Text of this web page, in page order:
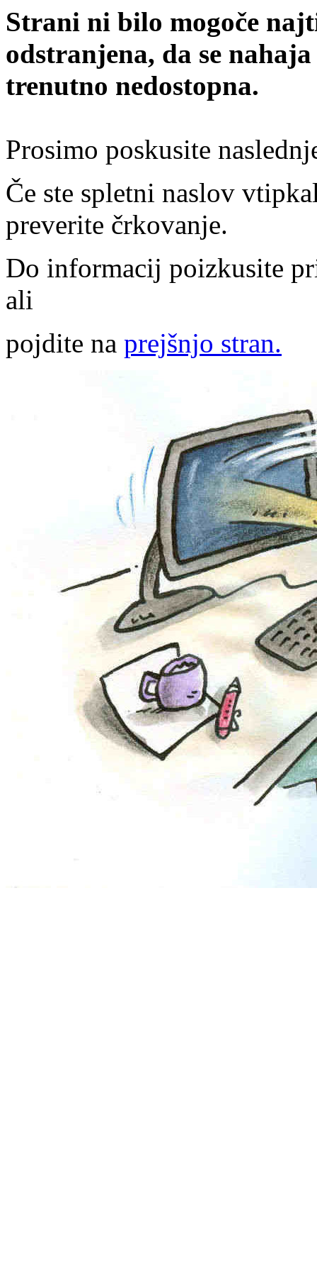
Strani ni bilo mogoče
odstranjena, da se
trenutno nedostopna.
Prosimo poskusite
Če ste spletni naslov
preverite črkovanje.
Do informacij poizkusite
ali
pojdite na prejšnjo stran.